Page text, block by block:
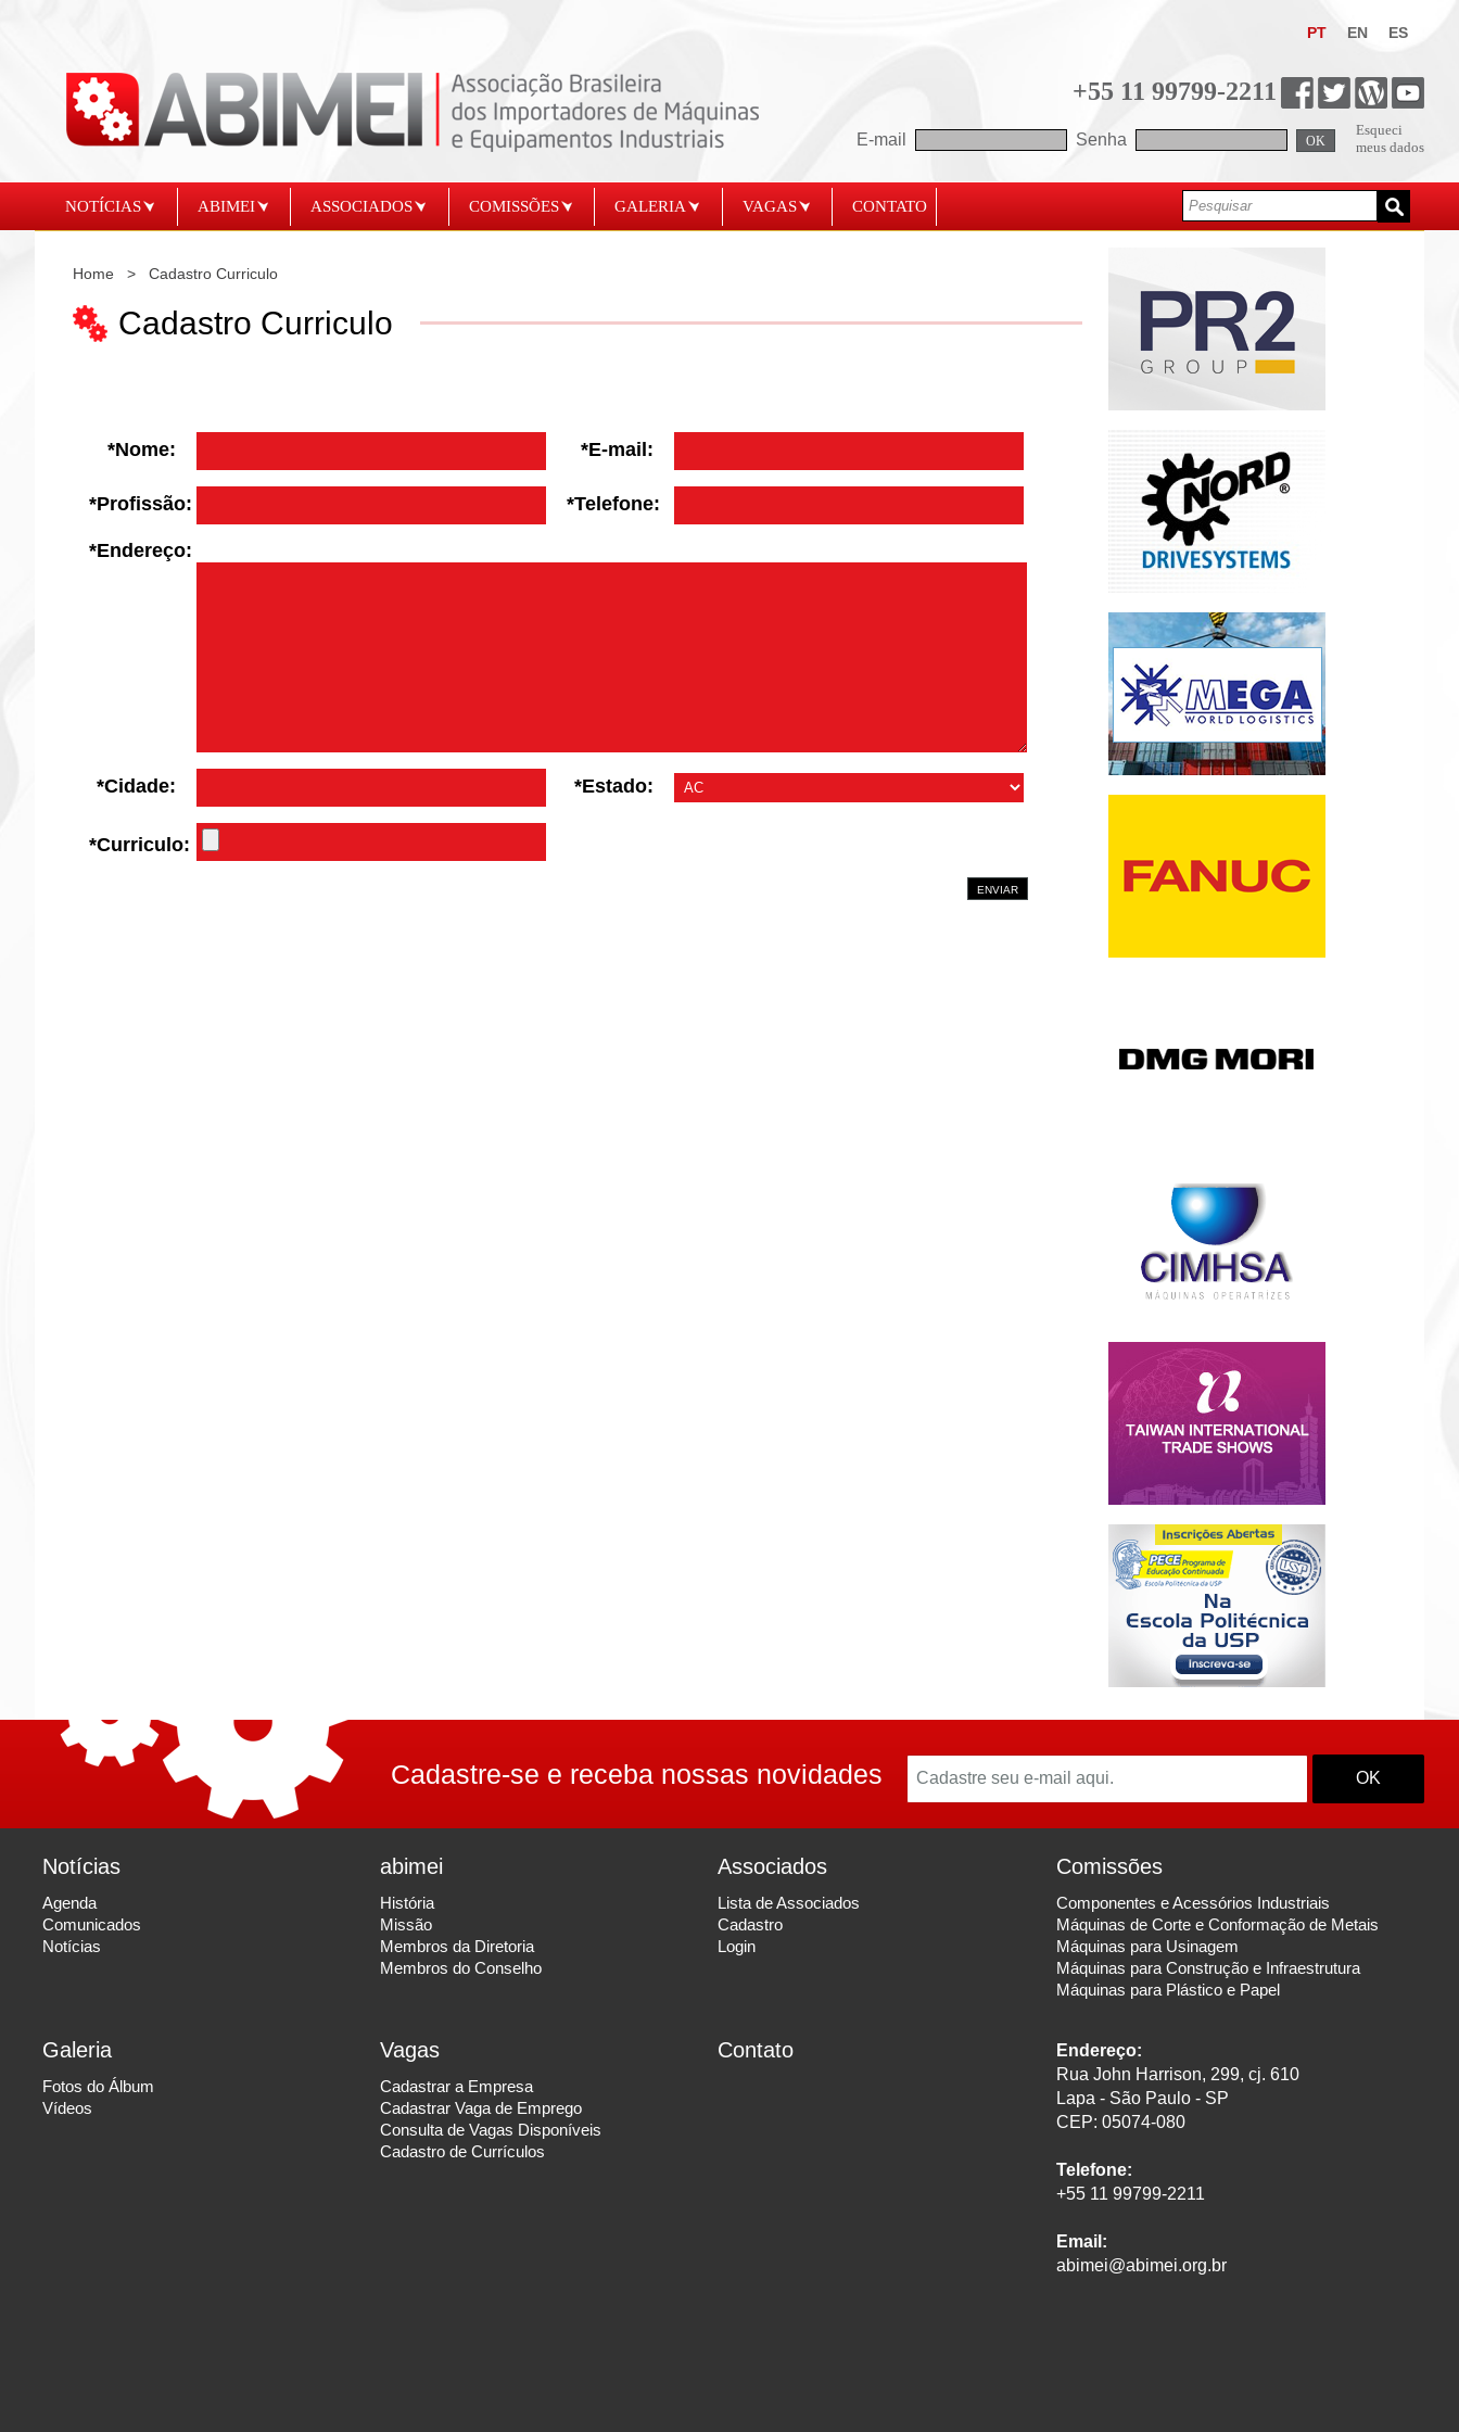
PT EN ES
+55 11 99799-2211
E-mail Senha OK
Esqueci
meus dados
NOTÍCIAS ABIMEI ASSOCIADOS COMISSÕES GALERIA VAGAS CONTATO
Home > Cadastro Curriculo
Cadastro Curriculo
*Nome: *E-mail:
*Profissão: *Telefone:
*Endereço:
*Cidade: *Estado:
*Curriculo:
ENVIAR
Cadastre-se e receba nossas novidades OK
Notícias
Agenda
Comunicados
Notícias
abimei
História
Missão
Membros da Diretoria
Membros do Conselho
Associados
Lista de Associados
Cadastro
Login
Comissões
Componentes e Acessórios Industriais
Máquinas de Corte e Conformação de Metais
Máquinas para Usinagem
Máquinas para Construção e Infraestrutura
Máquinas para Plástico e Papel
Galeria
Fotos do Álbum
Vídeos
Vagas
Cadastrar a Empresa
Cadastrar Vaga de Emprego
Consulta de Vagas Disponíveis
Cadastro de Currículos
Contato
Endereço:
Rua John Harrison, 299, cj. 610
Lapa - São Paulo - SP
CEP: 05074-080
Telefone:
+55 11 99799-2211
Email:
abimei@abimei.org.br